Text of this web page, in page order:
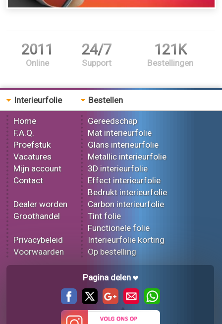
2011
Online
24/7
Support
121K
Bestellingen
Interieurfolie
Home
F.A.Q.
Proefstuk
Vacatures
Mijn account
Contact
Dealer worden
Groothandel
Privacybeleid
Voorwaarden
Bestellen
Gereedschap
Mat interieurfolie
Glans interieurfolie
Metallic interieurfolie
3D interieurfolie
Effect interieurfolie
Bedrukt interieurfolie
Carbon interieurfolie
Tint folie
Functionele folie
Interieurfolie korting
Op bestelling
Pagina delen